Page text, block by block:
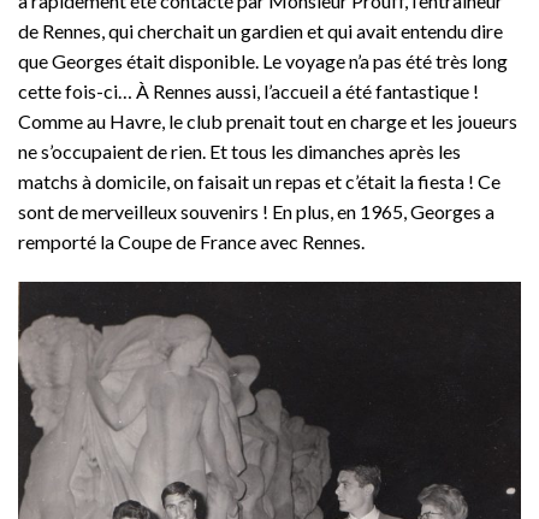
de Rennes, qui cherchait un gardien et qui avait entendu dire
que Georges était disponible. Le voyage n’a pas été très long
cette fois-ci… À Rennes aussi, l’accueil a été fantastique !
Comme au Havre, le club prenait tout en charge et les joueurs
ne s’occupaient de rien. Et tous les dimanches après les
matchs à domicile, on faisait un repas et c’était la fiesta ! Ce
sont de merveilleux souvenirs ! En plus, en 1965, Georges a
remporté la Coupe de France avec Rennes.